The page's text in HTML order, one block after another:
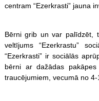
centram “Ezerkrasti” jauna
Bērni grib un var palīdzēt,
veltījums “Ezerkrastu”
“Ezerkrasti” ir sociālās
bērni ar dažādas
traucējumiem, vecumā no 4-